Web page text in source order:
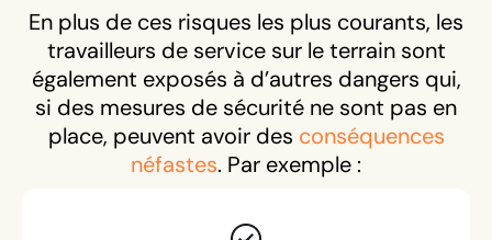
En plus de ces risques les plus courants, les
travailleurs de service sur le terrain sont
également exposés à d’autres dangers qui,
si des mesures de sécurité ne sont pas en
place, peuvent avoir des conséquences
néfastes. Par exemple :